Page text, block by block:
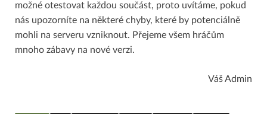
možné otestovat každou součást, proto uvítáme, pokud
nás upozorníte na některé chyby, které by potenciálně
mohli na serveru vzniknout. Přejeme všem hráčům
mnoho zábavy na nové verzi.
Váš Admin